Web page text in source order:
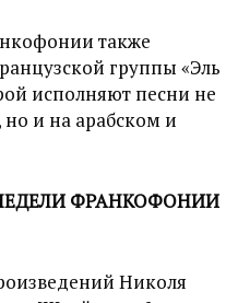
также
группы «Эль
исполняют песни не
и на арабском и
ФРАНКОФОНИИ
Николя